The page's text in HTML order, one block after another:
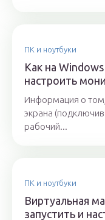
ПК и ноутбуки
Как на
настроить
Информация о том,
экрана
рабочий...
ПК и ноутбуки
Виртуальная
запустить и